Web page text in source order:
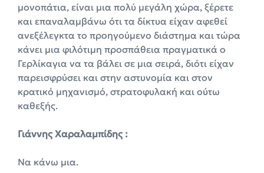
μονοπάτια, είναι μια πολύ μεγάλη χώρα, ξέρετε
και επαναλαμβάνω ότι τα δίκτυα είχαν αφεθεί
ανεξέλεγκτα το προηγούμενο διάστημα και τώρα
κάνει μια φιλότιμη προσπάθεια πραγματικά ο
Γερλίκαγια να τα βάλει σε μια σειρά, διότι είχαν
παρεισφρύσει και στην αστυνομία και στον
κρατικό μηχανισμό, στρατοφυλακή και ούτω
καθεξής.
Γιάννης Χαραλαμπίδης :
Να κάνω μια.